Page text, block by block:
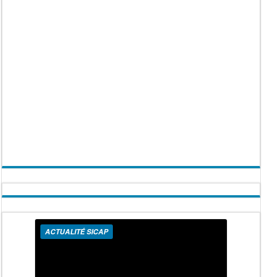
ACTUALITÉ SICAP